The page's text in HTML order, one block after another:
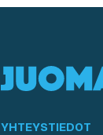
YHTEYSTIEDOT